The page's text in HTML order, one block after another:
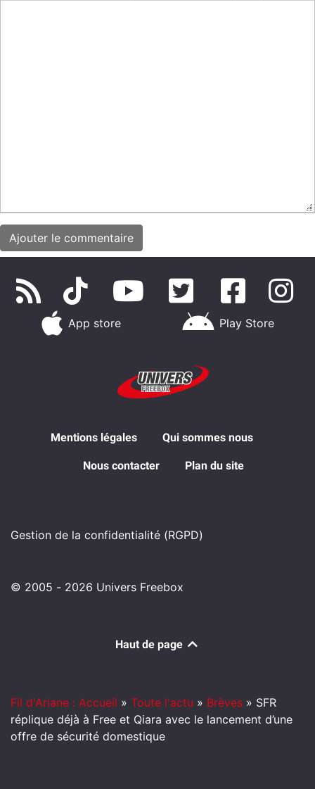
App store Play Store
Mentions légales Qui sommes nous
Nous contacter Plan du site
Gestion de la confidentialité (RGPD)
© 2005 - 2026 Univers Freebox
Haut de page
Fil d'Ariane : Accueil » Toute l'actu » Brèves » SFR
réplique déjà à Free et Qiara avec le lancement d’une
offre de sécurité domestique